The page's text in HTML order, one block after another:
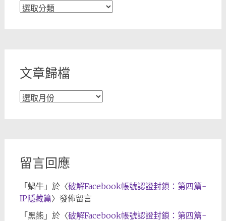
文
文章歸檔
文
留言回應
「蝸牛」於〈破解Facebook帳號認證封鎖：第四篇-
IP隱藏篇〉發佈留言
「黑熊 」於〈破解Facebook帳號認證封鎖：第四篇-